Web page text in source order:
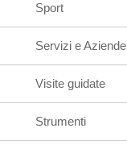
Sport
Servizi e Aziende
Visite guidate
Strumenti